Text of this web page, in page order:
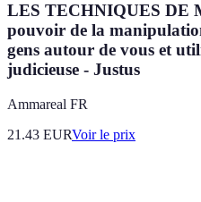
LES TECHNIQUES DE
pouvoir de la
gens autour de vous et
judicieuse - Justus
Ammareal FR
21.43 EURVoir le prix